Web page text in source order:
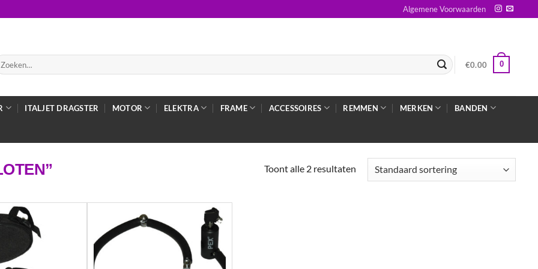
Algemene Voorwaarden
€0.00 0
ITALJET DRAGSTER MOTOR ELEKTRA FRAME ACCESSOIRES REMMEN MERKEN BANDEN
Toont alle 2 resultaten